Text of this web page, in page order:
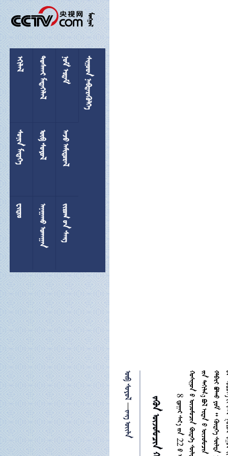

 

 
 
 
 
 
  
 
 

 